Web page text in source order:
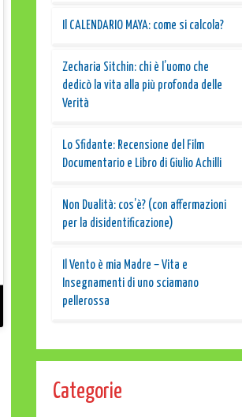
Il CALENDARIO MAYA: come si calcola?
Zecharia Sitchin: chi è l’uomo che
dedicò la vita alla più profonda delle
Verità
Lo Sfidante: Recensione del Film
Documentario e Libro di Giulio Achilli
Non Dualità: cos’è? (con affermazioni
per la disidentificazione)
Il Vento è mia Madre – Vita e
Insegnamenti di uno sciamano
pellerossa
Categorie